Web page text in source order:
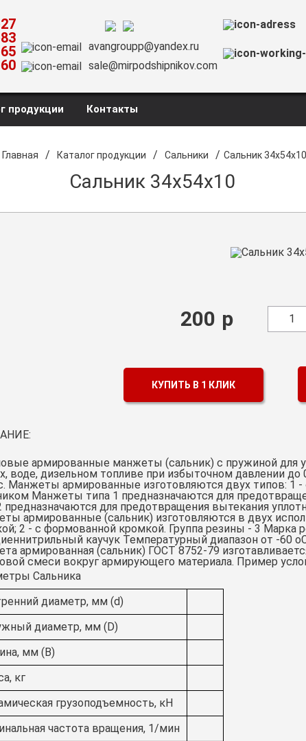
avangroupp@yandex.ru
sale@mirpodshipnikov.com
продукции Контакты
Главная / Каталог продукции / Сальники / Сальник 34х54х10
Сальник 34х54х10
200 р 1
КУПИТЬ В 1 КЛИК
армированные манжеты (сальник) с пружиной для
воде, дизельном топливе при избыточном давлении
Манжеты армированные изготовляются двух типов: 1
Манжеты типа 1 предназначаются для
предназначаются для предотвращения вытекания
армированные (сальник) изготовляются в двух
2 - с формованной кромкой. Группа резины - 3 Марка
каучук Температурный диапазон от -60
армированная (сальник) ГОСТ 8752-79
смеси вокруг армирующего материала. Пример
Сальника
диаметр, мм (d)
диаметр, мм (D)
мм (B)
кг
грузоподъемность, кН
частота вращения, 1/мин